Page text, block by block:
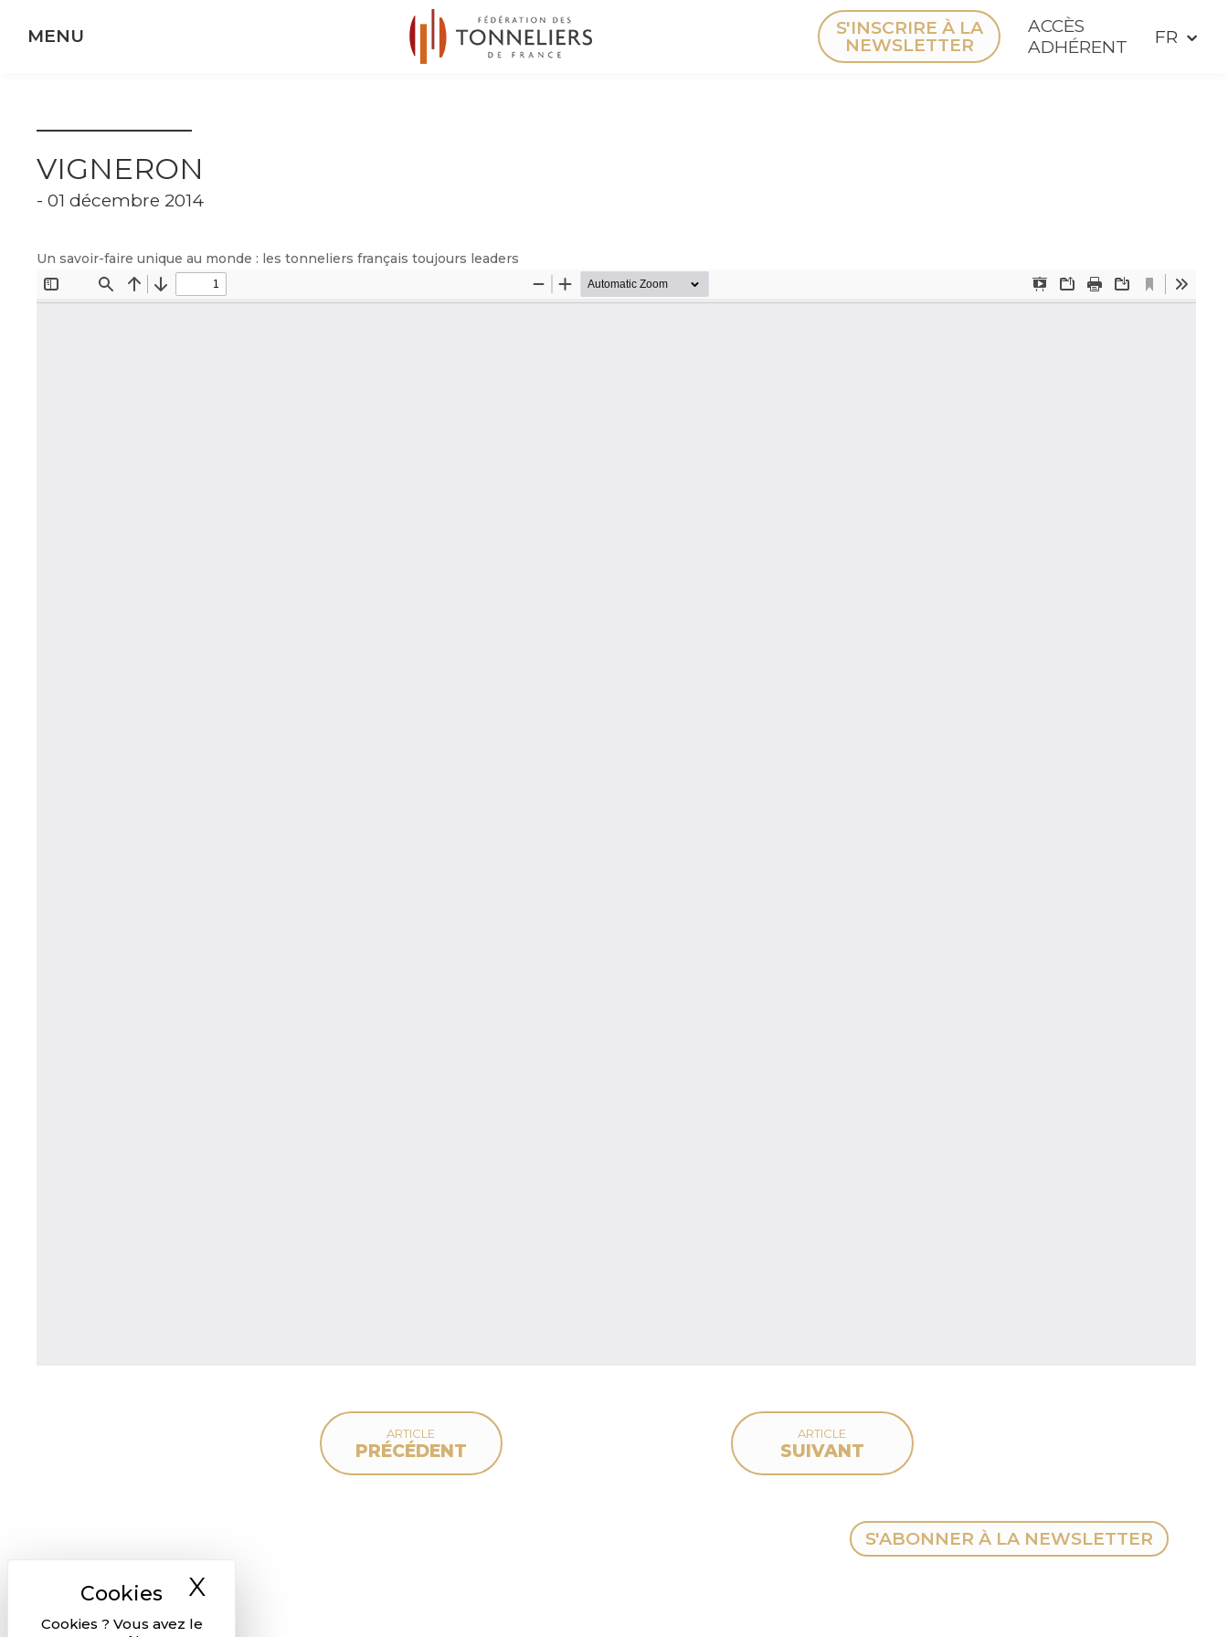
Cookies ? Vous avez le
X
S'INSCRIRE À LA
NEWSLETTER
ACCÈS
ADHÉRENT
VIGNERON
- 01 décembre 2014
Un savoir-faire unique au monde : les tonneliers français toujours leaders
ARTICLE
PRÉCÉDENT
ARTICLE
SUIVANT
S'ABONNER À LA NEWSLETTER